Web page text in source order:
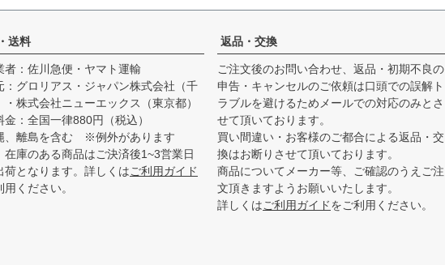
送料
者：佐川急便・ヤマト運輸
：グロリアス・ジャパン株式会社（千
・株式会社ニューエックス（東京都）
金：全国一律880円（税込）
、離島を含む ※例外があります
在庫のある商品はご決済後1~3営業日
荷となります。詳しくはご利用ガイド
用ください。
返品・交換
ご注文後のお問い合わせ、返品・初期不良の
申告・キャンセルのご依頼は口頭での誤解ト
ラブルを避けるためメールでの対応のみとさ
せて頂いております。
買い間違い・お客様のご都合による返品・交
換はお断りさせて頂いております。
商品についてメーカー等、ご確認のうえご注
文頂きますようお願いいたします。
詳しくはご利用ガイドをご利用ください。